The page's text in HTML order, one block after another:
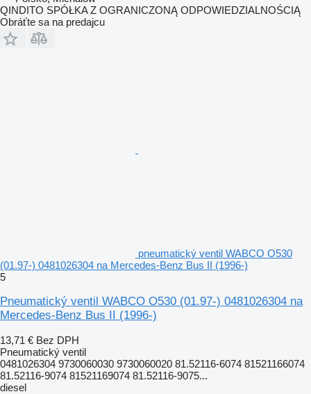
QINDITO SPÓŁKA Z OGRANICZONĄ ODPOWIEDZIALNOŚCIĄ
Obráťte sa na predajcu
pneumatický ventil WABCO O530
(01.97-) 0481026304 na Mercedes-Benz Bus II (1996-)
5
Pneumatický ventil WABCO O530 (01.97-) 0481026304 na
Mercedes-Benz Bus II (1996-)
13,71 € Bez DPH
Pneumatický ventil
0481026304 9730060030 9730060020 81.52116-6074 81521166074
81.52116-9074 81521169074 81.52116-9075...
diesel